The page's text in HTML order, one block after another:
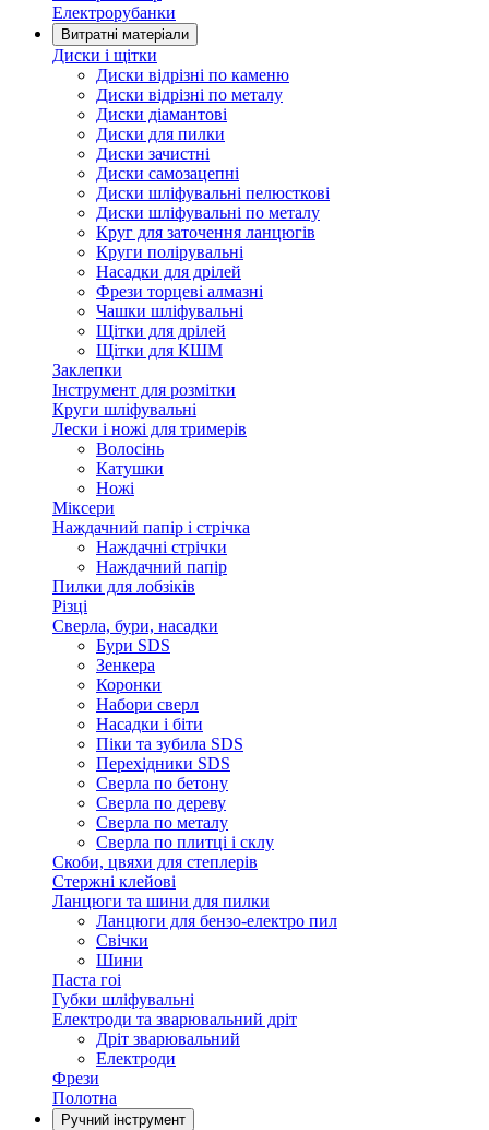
Електрорубанки
Витратні матеріали
Диски і щітки
Диски відрізні по каменю
Диски відрізні по металу
Диски діамантові
Диски для пилки
Диски зачистні
Диски самозацепні
Диски шліфувальні пелюсткові
Диски шліфувальні по металу
Круг для заточення ланцюгів
Круги полірувальні
Насадки для дрілей
Фрези торцеві алмазні
Чашки шліфувальні
Щітки для дрілей
Щітки для КШМ
Заклепки
Інструмент для розмітки
Круги шліфувальні
Лески і ножі для тримерів
Волосінь
Катушки
Ножі
Міксери
Наждачний папір і стрічка
Наждачні стрічки
Наждачний папір
Пилки для лобзіків
Різці
Сверла, бури, насадки
Бури SDS
Зенкера
Коронки
Набори сверл
Насадки і біти
Піки та зубила SDS
Перехідники SDS
Сверла по бетону
Сверла по дереву
Сверла по металу
Сверла по плитці і склу
Скоби, цвяхи для степлерів
Стержні клейові
Ланцюги та шини для пилки
Ланцюги для бензо-електро пил
Свічки
Шини
Паста гоі
Губки шліфувальні
Електроди та зварювальний дріт
Дріт зварювальний
Електроди
Фрези
Полотна
Ручний інструмент